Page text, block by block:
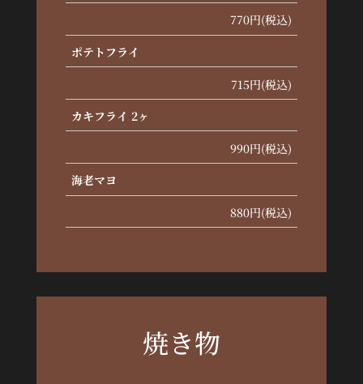
770円(税込)
ポテトフライ
715円(税込)
カキフライ 2ヶ
990円(税込)
海老マヨ
880円(税込)
焼き物